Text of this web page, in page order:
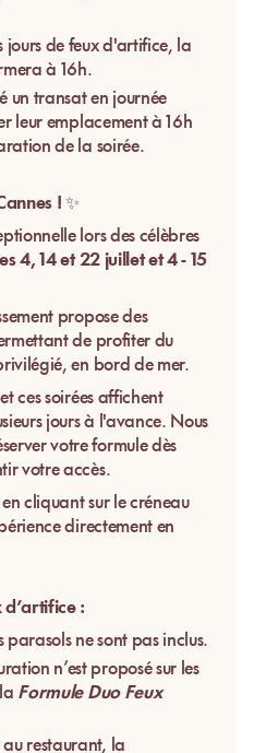
jours de feux d'artifice, la
à 16h.
un transat en journée
leur emplacement à 16h
de la soirée.
! ✨
lors des célèbres
les 4, 14 et 22 juillet et 4 - 15
propose des
de profiter du
en bord de mer.
ces soirées affichent
jours à l'avance. Nous
votre formule dès
votre accès.
cliquant sur le créneau
directement en
d’artifice :
parasols ne sont pas inclus.
n’est proposé sur les
Formule Duo Feux
au restaurant, la